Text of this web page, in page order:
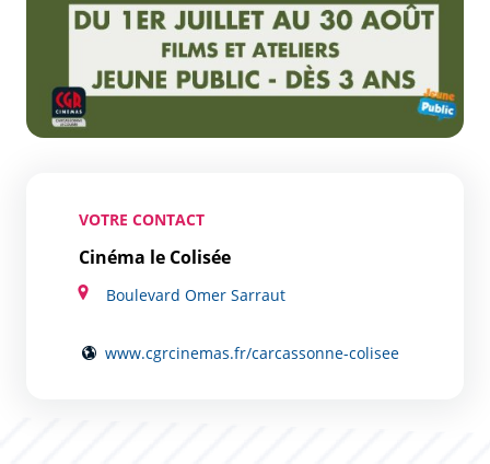
VOTRE CONTACT
Cinéma le Colisée
Boulevard Omer Sarraut
www.cgrcinemas.fr/carcassonne-colisee